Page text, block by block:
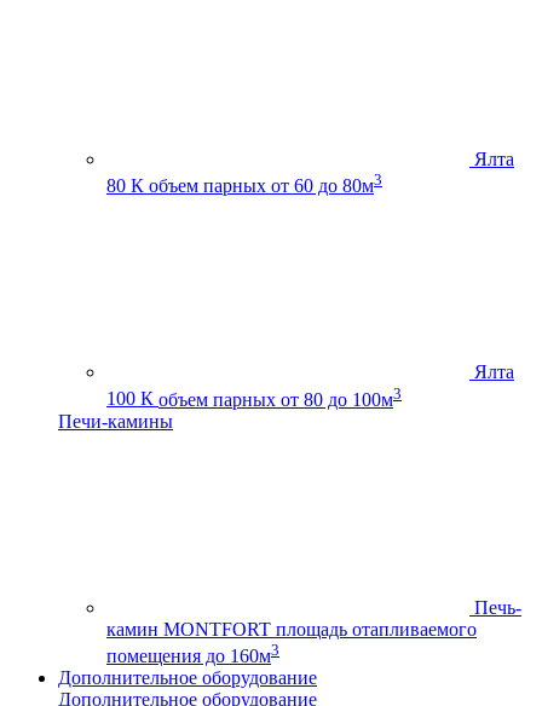
Ялта
80 К объем парных от 60 до 80м3
Ялта
100 К объем парных от 80 до 100м3
Печи-камины
Печь-
камин MONTFORT площадь отапливаемого
помещения до 160м3
Дополнительное оборудование
Дополнительное оборудование